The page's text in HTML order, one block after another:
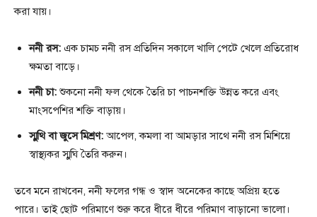
করা যায়।
ননী রস: এক চামচ ননী রস প্রতিদিন সকালে খালি পেটে খেলে প্রতিরোধ
ক্ষমতা বাড়ে।
ননী চা: শুকনো ননী ফল থেকে তৈরি চা পাচনশক্তি উন্নত করে এবং
মাংসপেশির শক্তি বাড়ায়।
স্মুথি বা জুসে মিশ্রণ:আপেল, কমলা বা আমড়ার সাথে ননী রস মিশিয়ে
স্বাস্থ্যকর স্মুঘি তৈরি করুন।
তবে মনে রাখবেন, ননী ফলের গন্ধ ও স্বাদ অনেকের কাছে অপ্রিয় হতে
পারে। তাই ছোট পরিমাণে শুরু করে ধীরে ধীরে পরিমাণ বাড়ানো ভালো।